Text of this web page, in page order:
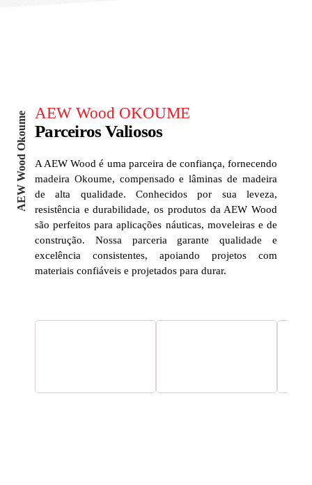
AEW Wood OKOUME
Parceiros Valiosos
AEW Wood Okoume
A AEW Wood é uma parceira de confiança, fornecendo
madeira Okoume, compensado e lâminas de madeira
de alta qualidade. Conhecidos por sua leveza,
resistência e durabilidade, os produtos da AEW Wood
são perfeitos para aplicações náuticas, moveleiras e de
construção. Nossa parceria garante qualidade e
excelência consistentes, apoiando projetos com
materiais confiáveis e projetados para durar.